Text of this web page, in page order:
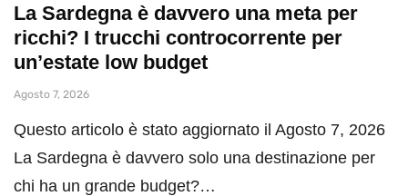
La Sardegna è davvero una meta per
ricchi? I trucchi controcorrente per
un’estate low budget
Agosto 7, 2026
Questo articolo è stato aggiornato il Agosto 7, 2026
La Sardegna è davvero solo una destinazione per
chi ha un grande budget?…